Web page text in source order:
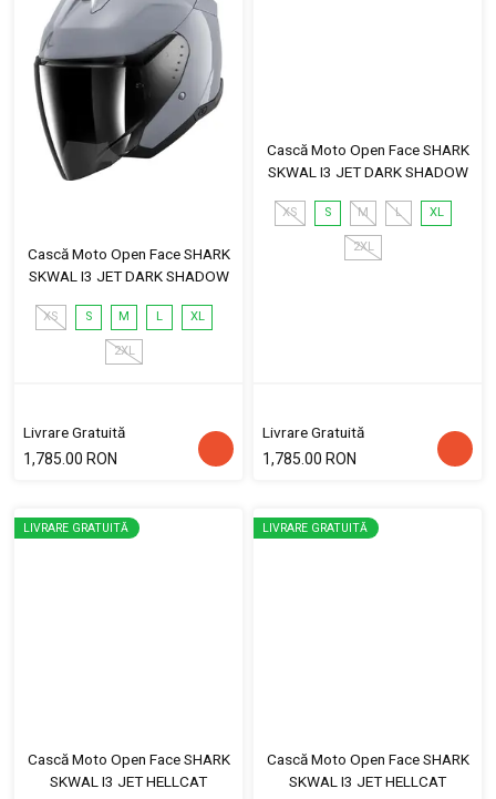
Cască Moto Open Face SHARK
SKWAL I3 JET DARK SHADOW
XS S M L XL
2XL
Livrare Gratuită
1,785.00 RON
Cască Moto Open Face SHARK
SKWAL I3 JET DARK SHADOW
XS S M L XL
2XL
Livrare Gratuită
1,785.00 RON
LIVRARE GRATUITĂ
Cască Moto Open Face SHARK
SKWAL I3 JET HELLCAT
LIVRARE GRATUITĂ
Cască Moto Open Face SHARK
SKWAL I3 JET HELLCAT